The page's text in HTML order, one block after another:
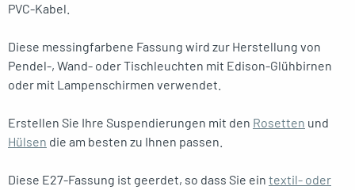
PVC-Kabel.
Diese messingfarbene Fassung wird zur Herstellung von
Pendel-, Wand- oder Tischleuchten mit Edison-Glühbirnen
oder mit Lampenschirmen verwendet.
Erstellen Sie Ihre Suspendierungen mit den Rosetten und
Hülsen die am besten zu Ihnen passen.
Diese E27-Fassung ist geerdet, so dass Sie ein textil- oder